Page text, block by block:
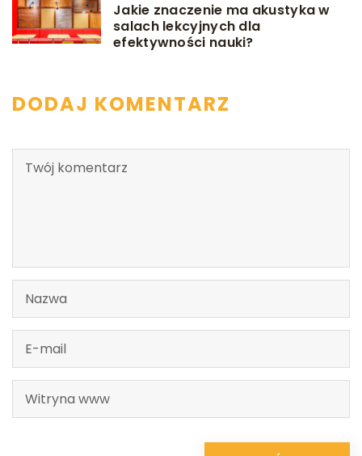
Jakie znaczenie ma akustyka w
salach lekcyjnych dla
efektywności nauki?
DODAJ KOMENTARZ